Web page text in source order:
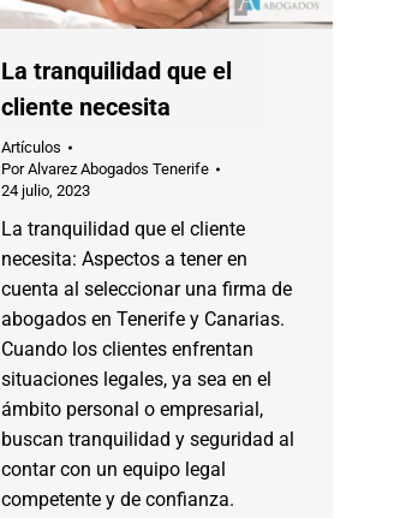
La tranquilidad que el
cliente necesita
Artículos
PorAlvarez Abogados Tenerife
24 julio, 2023
La tranquilidad que el cliente
necesita: Aspectos a tener en
cuenta al seleccionar una firma de
abogados en Tenerife y Canarias.
Cuando los clientes enfrentan
situaciones legales, ya sea en el
ámbito personal o empresarial,
buscan tranquilidad y seguridad al
contar con un equipo legal
competente y de confianza.